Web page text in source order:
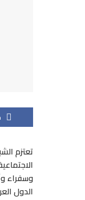
تعتزم
وسفراء
الدول